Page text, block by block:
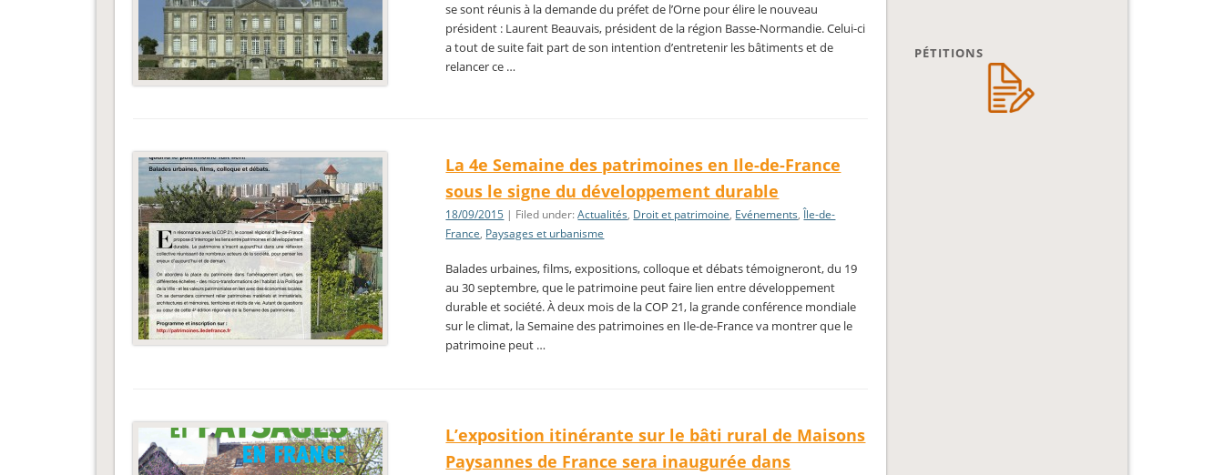
se sont réunis à la demande du préfet de l’Orne pour élire le nouveau
président : Laurent Beauvais, président de la région Basse-Normandie. Celui-ci
a tout de suite fait part de son intention d’entretenir les bâtiments et de
relancer ce …
La 4e Semaine des patrimoines en Ile-de-France
sous le signe du développement durable
18/09/2015 | Filed under:Actualités, Droit et patrimoine, Evénements,Île-de-
France, Paysages et urbanisme
Balades urbaines, films, expositions, colloque et débats témoigneront, du 19
au 30 septembre, que le patrimoine peut faire lien entre développement
durable et société. À deux mois de la COP 21, la grande conférence mondiale
sur le climat, la Semaine des patrimoines en Ile-de-France va montrer que le
patrimoine peut …
L’exposition itinérante sur le bâti rural de Maisons
Paysannes de France sera inaugurée dans
PÉTITIONS